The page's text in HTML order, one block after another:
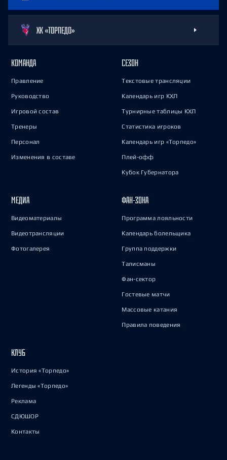
ХК «ТОРПЕДО»
КОМАНДА
Правление
Руководство
Игровой состав
Тренеры
Персонал
Изменения в составе
СЕЗОН
Текстовые трансляции
Календарь игр КХЛ
Турнирные таблицы КХЛ
Статистика игроков
Календарь игр «Торпедо»
Плей-офф
Кубок Губернатора
МЕДИА
Видеоматериалы
Видеотрансляции
Фотогалерея
ФАН-ЗОНА
Программа лояльности
Календарь болельщика
Группа поддержки
Талисманы
Фан-сектор
Гостевые матчи
Массовые катания
Правила поведения
КЛУБ
История «Торпедо»
Легенды «Торпедо»
Реклама
СДЮШОР
Контакты